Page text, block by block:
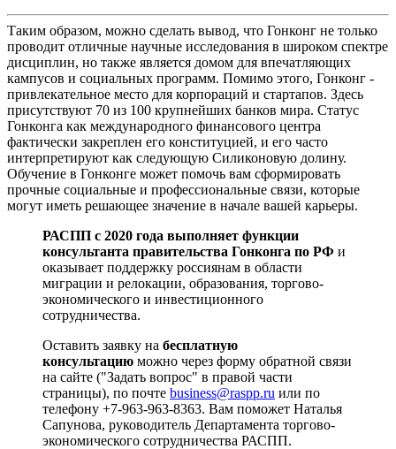
Таким образом, можно сделать вывод, что Гонконг не только
проводит отличные научные исследования в широком спектре
дисциплин, но также является домом для впечатляющих
кампусов и социальных программ. Помимо этого, Гонконг -
привлекательное место для корпораций и стартапов. Здесь
присутствуют 70 из 100 крупнейших банков мира. Статус
Гонконга как международного финансового центра
фактически закреплен его конституцией, и его часто
интерпретируют как следующую Силиконовую долину.
Обучение в Гонконге может помочь вам сформировать
прочные социальные и профессиональные связи, которые
могут иметь решающее значение в начале вашей карьеры.
РАСПП с 2020 года выполняет функции
консультанта правительства Гонконга по РФ и
оказывает поддержку россиянам в области
миграции и релокации, образования, торгово-
экономического и инвестиционного
сотрудничества.
Оставить заявку на бесплатную
консультацию можно через форму обратной связи
на сайте ("Задать вопрос" в правой части
страницы), по почте business@raspp.ru или по
телефону +7-963-963-8363. Вам поможет Наталья
Сапунова, руководитель Департамента торгово-
экономического сотрудничества РАСПП.